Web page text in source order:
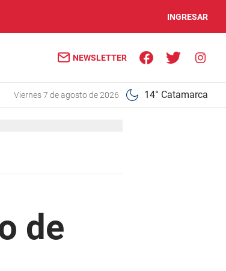
INGRESAR
NEWSLETTER
viernes 7 de agosto de 2026 14° Catamarca
de